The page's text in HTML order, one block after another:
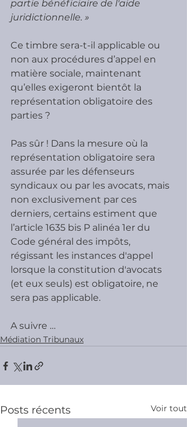
partie bénéficiaire de l'aide
juridictionnelle. »
Ce timbre sera-t-il applicable ou
non aux procédures d’appel en
matière sociale, maintenant
qu’elles exigeront bientôt la
représentation obligatoire des
parties ?
Pas sûr ! Dans la mesure où la
représentation obligatoire sera
assurée par les défenseurs
syndicaux ou par les avocats, mais
non exclusivement par ces
derniers, certains estiment que
l’article 1635 bis P alinéa 1er du
Code général des impôts,
régissant les instances d'appel
lorsque la constitution d'avocats
(et eux seuls) est obligatoire, ne
sera pas applicable.
A suivre …
Médiation Tribunaux
Posts récents Voir tout